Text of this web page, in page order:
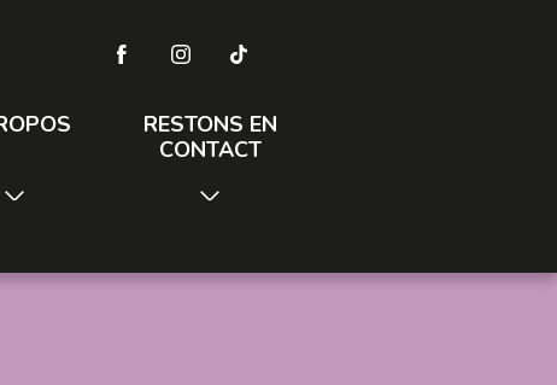
RESTONS EN
CONTACT